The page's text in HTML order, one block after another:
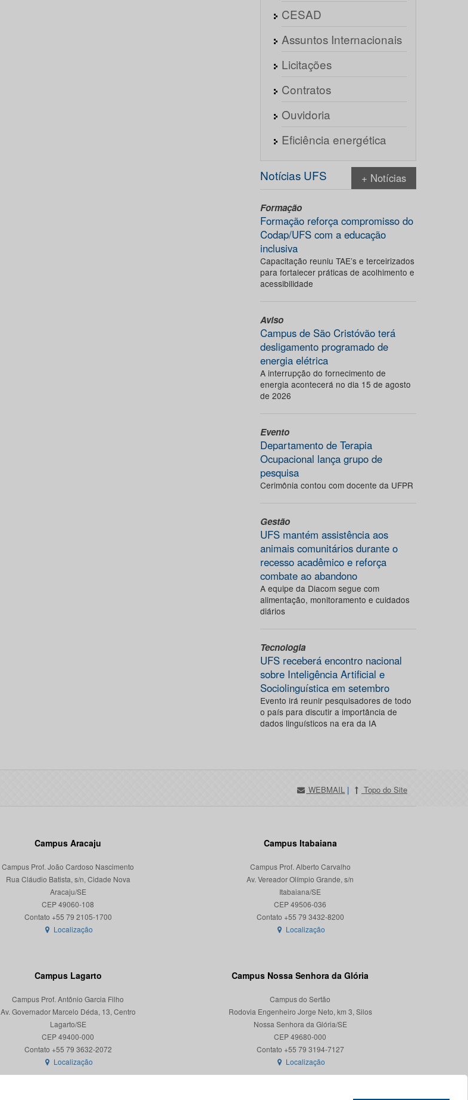
CESAD
Assuntos Internacionais
Licitações
Contratos
Ouvidoria
Eficiência energética
Notícias UFS + Notícias
Formação
Formação reforça compromisso do
Codap/UFS com a educação
inclusiva
Capacitação reuniu TAE’s e terceirizados
para fortalecer práticas de acolhimento e
acessibilidade
Aviso
Campus de São Cristóvão terá
desligamento programado de
energia elétrica
A interrupção do fornecimento de
energia acontecerá no dia 15 de agosto
de 2026
Evento
Departamento de Terapia
Ocupacional lança grupo de
pesquisa
Cerimônia contou com docente da UFPR
Gestão
UFS mantém assistência aos
animais comunitários durante o
recesso acadêmico e reforça
combate ao abandono
A equipe da Diacom segue com
alimentação, monitoramento e cuidados
diários
Tecnologia
UFS receberá encontro nacional
sobre Inteligência Artificial e
Sociolinguística em setembro
Evento irá reunir pesquisadores de todo
o país para discutir a importância de
dados linguísticos na era da IA
WEBMAIL | Topo do Site
Campus Aracaju
Campus Prof. João Cardoso Nascimento
Rua Cláudio Batista, s/n, Cidade Nova
Aracaju/SE
CEP 49060-108
Localização
Campus Itabaiana
Campus Prof. Alberto Carvalho
Av. Vereador Olímpio Grande, s/n
Itabaiana/SE
CEP 49506-036
Localização
Campus Lagarto
Campus Prof. Antônio Garcia Filho
Av. Governador Marcelo Déda, 13, Centro
Lagarto/SE
CEP 49400-000
Localização
Campus Nossa Senhora da Glória
Campus do Sertão
Rodovia Engenheiro Jorge Neto, km 3, Silos
Nossa Senhora da Glória/SE
CEP 49680-000
Contato +55 79 3194-7127
Localização